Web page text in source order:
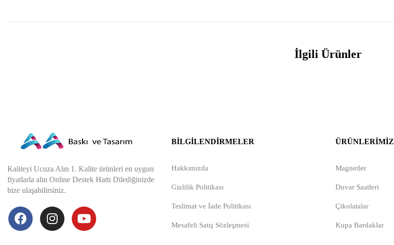
İlgili Ürünler
Kaliteyi Ucuza Alın 1. Kalite ürünleri en uygun
fiyatlarla alın Online Destek Hattı Dilediğinizde
bize ulaşabilirsiniz.
BILGILENDIRMELER
Hakkımızda
Gizlilik Politikası
Teslimat ve İade Politikası
Mesafeli Satış Sözleşmesi
ÜRÜNLERIMIZ
Magnetler
Duvar Saatleri
Çikolatalar
Kupa Bardaklar